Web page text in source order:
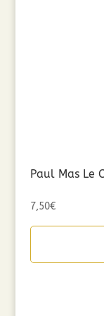
Paul Mas Le
7,50€